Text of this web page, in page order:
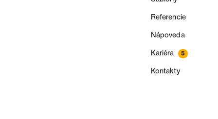
Referencie
Nápoveda
Kariéra 5
Kontakty